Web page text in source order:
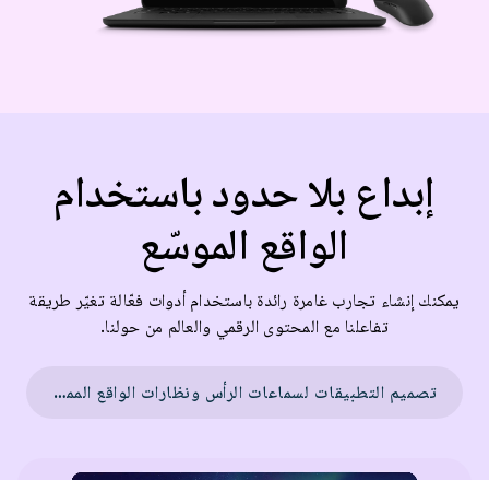
إبداع بلا حدود باستخدام
الواقع الموسّع
يمكنك إنشاء تجارب غامرة رائدة باستخدام أدوات فعّالة تغيّر طريقة
تفاعلنا مع المحتوى الرقمي والعالم من حولنا.
تصميم التطبيقات لسماعات الرأس ونظارات الواقع الممتد السلكية →